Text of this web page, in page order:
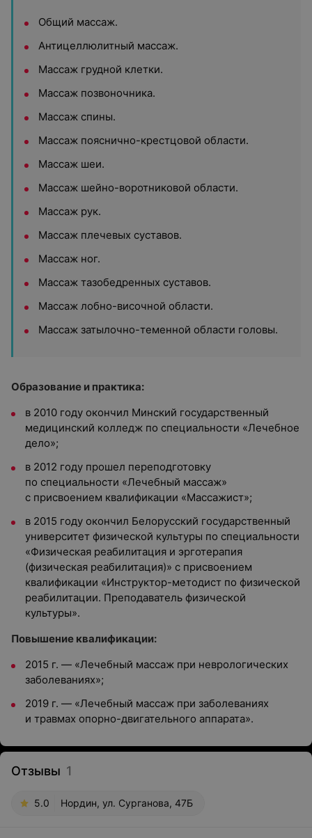
Общий массаж.
Антицеллюлитный массаж.
Массаж грудной клетки.
Массаж позвоночника.
Массаж спины.
Массаж пояснично-крестцовой области.
Массаж шеи.
Массаж шейно-воротниковой области.
Массаж рук.
Массаж плечевых суставов.
Массаж ног.
Массаж тазобедренных суставов.
Массаж лобно-височной области.
Массаж затылочно-теменной области головы.
Образование и практика:
в 2010 году окончил Минский государственный
медицинский колледж по специальности «Лечебное
дело»;
в 2012 году прошел переподготовку
по специальности «Лечебный массаж»
с присвоением квалификации «Массажист»;
в 2015 году окончил Белорусский государственный
университет физической культуры по специальности
«Физическая реабилитация и эрготерапия
(физическая реабилитация)» с присвоением
квалификации «Инструктор-методист по физической
реабилитации. Преподаватель физической
культуры».
Повышение квалификации:
2015 г. — «Лечебный массаж при неврологических
заболеваниях»;
2019 г. — «Лечебный массаж при заболеваниях
и травмах опорно-двигательного аппарата».
Отзывы 1
5.0 Нордин, ул. Сурганова, 47Б